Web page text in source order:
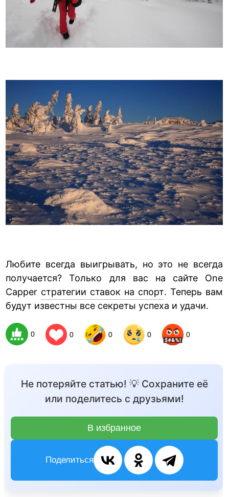
Любите всегда выигрывать, но это не всегда
получается? Только для вас на сайте One
Capper стратегии ставок на спорт. Теперь вам
будут известны все секреты успеха и удачи.
0 0 0 0 0
Не потеряйте статью! 💡 Сохраните её
или поделитесь с друзьями!
В избранное
Поделиться